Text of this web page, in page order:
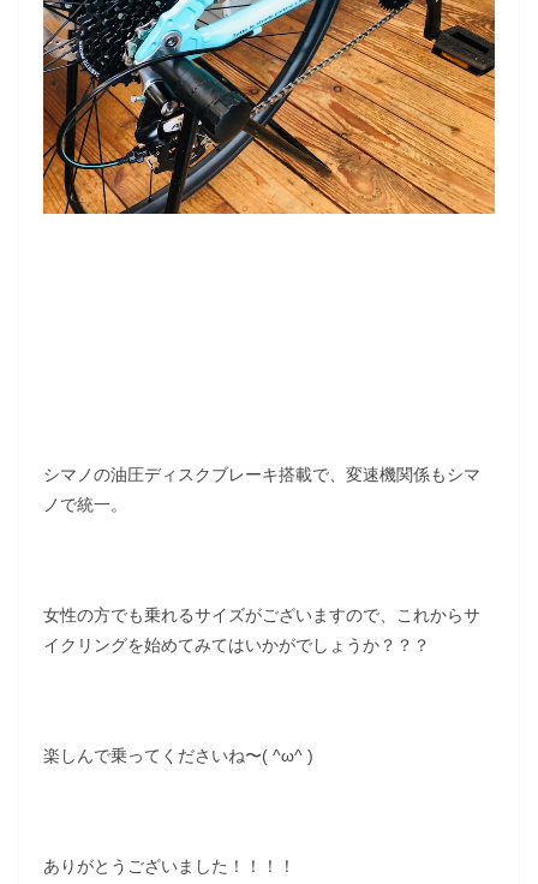
シマノの油圧ディスクブレーキ搭載で、変速機関係もシマ
ノで統一。
女性の方でも乗れるサイズがございますので、これからサ
イクリングを始めてみてはいかがでしょうか？？？
楽しんで乗ってくださいね〜( ^ω^ )
ありがとうございました！！！！